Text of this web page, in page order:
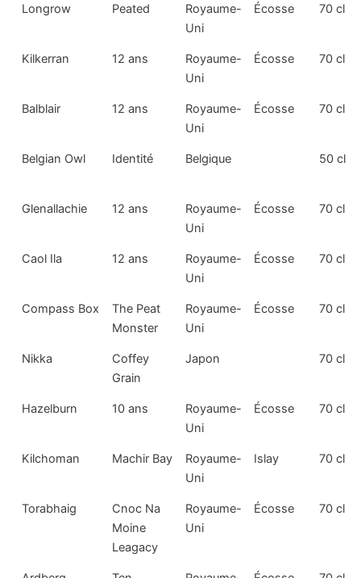
Longrow Peated
Royaume-
Uni
Écosse 70 cl
Kilkerran 12 ans
Royaume-
Uni
Écosse 70 cl
Balblair 12 ans
Royaume-
Uni
Écosse 70 cl
Belgian Owl Identité Belgique 50 cl
Glenallachie 12 ans
Royaume-
Uni
Écosse 70 cl
Caol Ila 12 ans
Royaume-
Uni
Écosse 70 cl
Compass Box
The Peat
Monster
Royaume-
Uni
Écosse 70 cl
Nikka
Coffey
Grain
Japon 70 cl
Hazelburn 10 ans
Royaume-
Uni
Écosse 70 cl
Kilchoman Machir Bay
Royaume-
Uni
Islay 70 cl
Torabhaig
Cnoc Na
Moine
Leagacy
Royaume-
Uni
Écosse 70 cl